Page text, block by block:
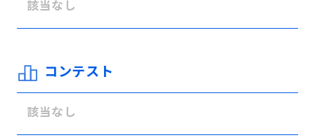
該当なし
コンテスト
該当なし